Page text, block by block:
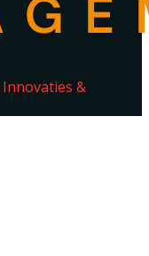
Innovaties &